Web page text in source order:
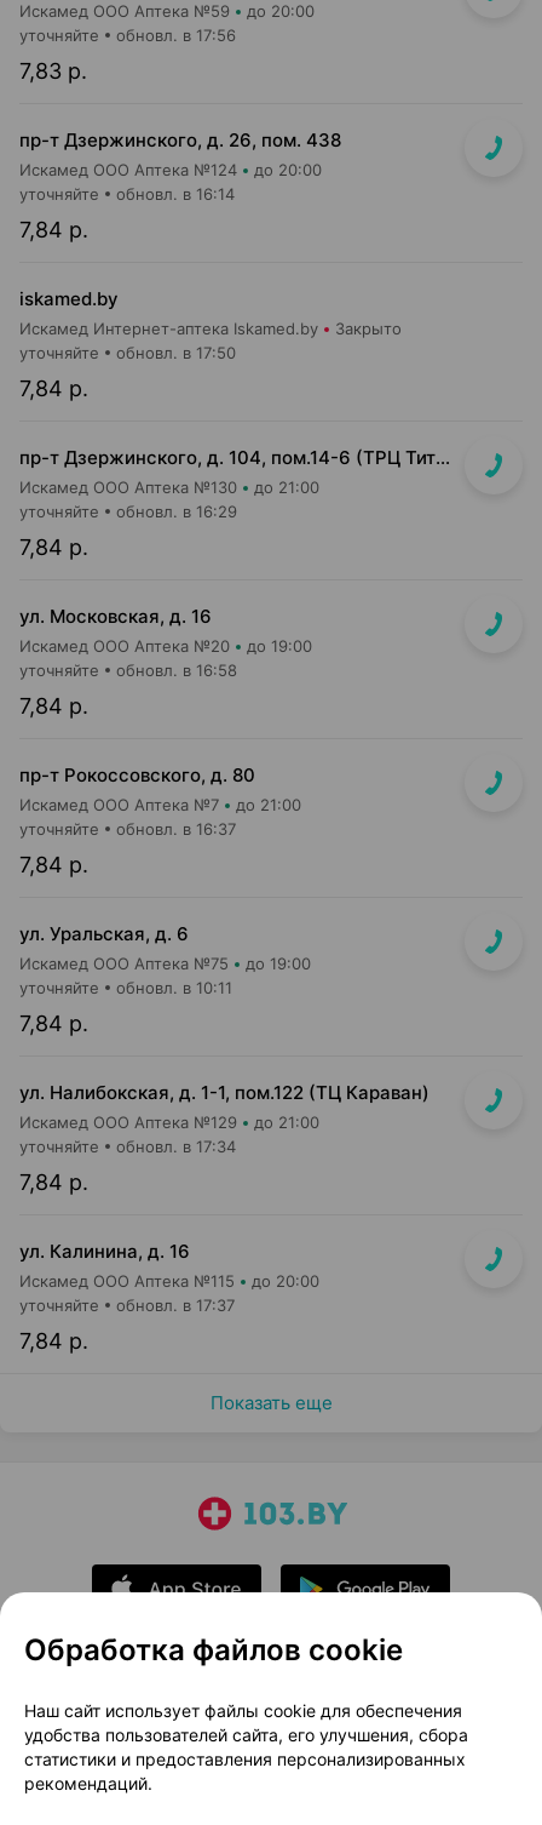
Искамед ООО Аптека №59 до 20:00
7,83 р.
уточняйте обновл. в 17:56
пр-т Дзержинского, д. 26, пом. 438
Искамед ООО Аптека №124 до 20:00
7,84 р.
уточняйте обновл. в 16:14
iskamed.by
Искамед Интернет-аптека Iskamed.by Закрыто
7,84 р.
уточняйте обновл. в 17:50
пр-т Дзержинского, д. 104, пом.14-6 (ТРЦ Титан)
Искамед ООО Аптека №130 до 21:00
7,84 р.
уточняйте обновл. в 16:29
ул. Московская, д. 16
Искамед ООО Аптека №20 до 19:00
7,84 р.
уточняйте обновл. в 16:58
пр-т Рокоссовского, д. 80
Искамед ООО Аптека №7 до 21:00
7,84 р.
уточняйте обновл. в 16:37
ул. Уральская, д. 6
Искамед ООО Аптека №75 до 19:00
7,84 р.
уточняйте обновл. в 10:11
ул. Налибокская, д. 1-1, пом.122 (ТЦ Караван)
Искамед ООО Аптека №129 до 21:00
7,84 р.
уточняйте обновл. в 17:34
ул. Калинина, д. 16
Искамед ООО Аптека №115 до 20:00
7,84 р.
уточняйте обновл. в 17:37
Показать еще
О проекте
Новости проекта
Размещение рекламы
Медицинский маркетинг
Публичный договор
Доставка
Обработка файлов cookie
Наш сайт использует файлы cookie для обеспечения
удобства пользователей сайта, его улучшения, сбора
статистики и предоставления персонализированных
рекомендаций.